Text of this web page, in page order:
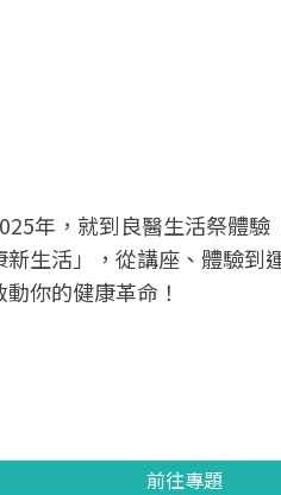
良醫健康網從「換季的
透過醫學觀點與日常感
亞健康的認知，進而引
前往專題